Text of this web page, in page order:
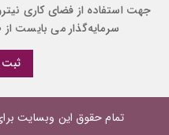
جهت استفاده از فضای کاری
سرمایه‌گذار می بایست از
ثبت
تمام حقوق این وبسایت